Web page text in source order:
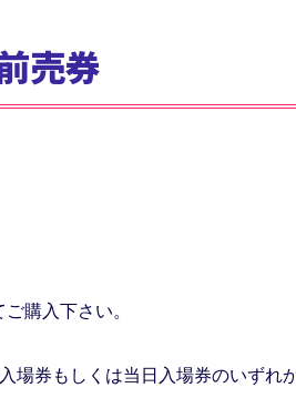
売券
購入下さい。
場券もしくは当日入場券のいずれ